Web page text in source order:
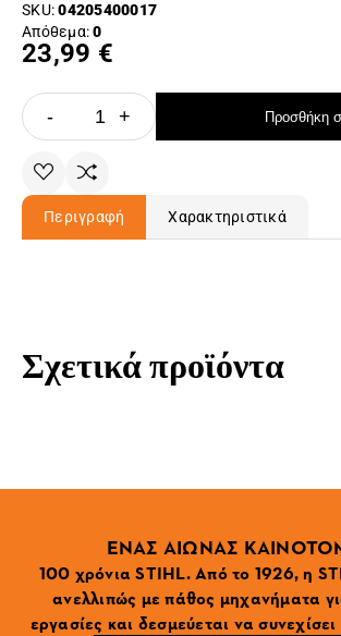
SKU:04205400017
Απόθεμα:0
23,99 €
- + Προσθήκη
Περιγραφή Χαρακτηριστικά
Σχετικά προϊόντα
ΕΝΑΣ ΑΙΩΝΑΣ
100 χρόνια STIHL. Από το 1926, η
ανελλιπώς με πάθος μηχανήματα
εργασίες και δεσμεύεται να